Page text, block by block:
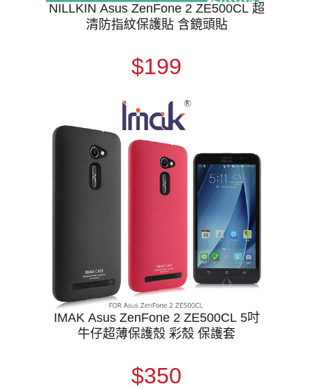
NILLKIN Asus ZenFone 2 ZE500CL 超
清防指紋保護貼 含鏡頭貼
$199
IMAK Asus ZenFone 2 ZE500CL 5吋
牛仔超薄保護殼 彩殼 保護套
$350